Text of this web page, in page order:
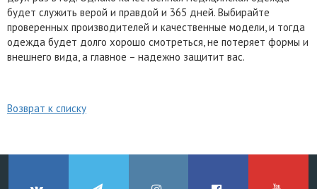
будет служить верой и правдой и 365 дней. Выбирайте
проверенных производителей и качественные модели, и тогда
одежда будет долго хорошо смотреться, не потеряет формы и
внешнего вида, а главное – надежно защитит вас.
Возврат к списку